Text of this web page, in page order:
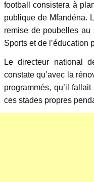
football consistera à
publique de Mfandéna.
remise de poubelles au
Sports et de l’éducation
Le directeur national
constate qu’avec la
programmés, qu’il
ces stades propres